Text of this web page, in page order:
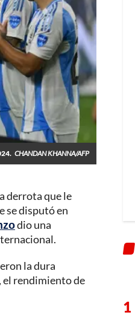
CHANDAN KHANNA/AFP
derrota que le
se disputó en
dio una
la dura
el rendimiento de